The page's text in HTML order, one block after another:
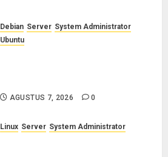
Debian Server System Administrator
Ubuntu
AGUSTUS 7, 2026 0
Linux Server System Administrator